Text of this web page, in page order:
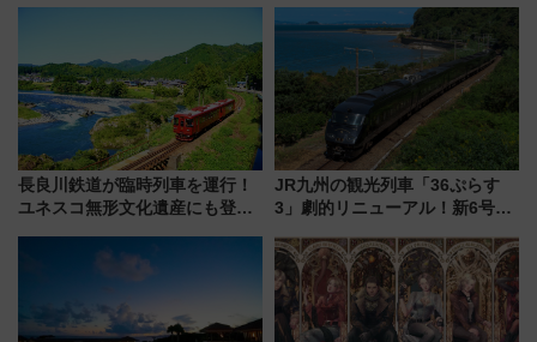
アクセス攻略法、2万発の花火が
都心の夜に！
長良川鉄道が臨時列車を運行！
ユネスコ無形文化遺産にも登録
に 乗車には予約が必要
JR九州の観光列車「36ぷらす
3」劇的リニューアル！新6号車
別 “プレミアムランチ”導入･ル
ートや価格など解説